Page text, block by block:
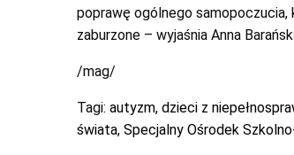
poprawę ogólnego
zaburzone – wyjaśnia Anna
/mag/
Tagi: autyzm, dzieci z
świata, Specjalny Ośrodek